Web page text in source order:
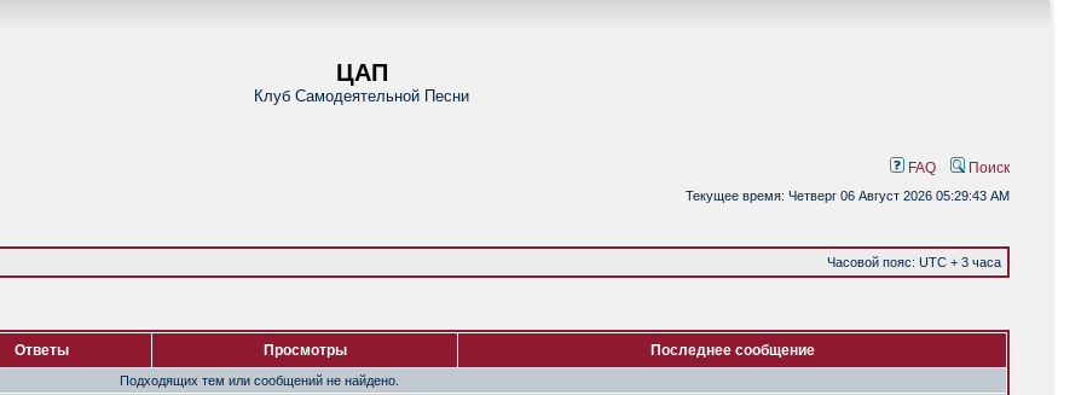
ЦАП
Клуб Самодеятельной Песни
FAQ Поиск
Текущее время: Четверг 06 Август 2026 05:29:43 AM
Часовой пояс: UTC + 3 часа
Ответы Просмотры Последнее сообщение
Подходящих тем или сообщений не найдено.